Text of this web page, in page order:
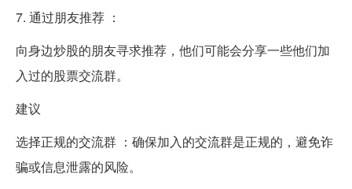
7. 通过朋友推荐 ：
向身边炒股的朋友寻求推荐，他们可能会分享一些他们加
入过的股票交流群。
建议
选择正规的交流群 ：确保加入的交流群是正规的，避免诈
骗或信息泄露的风险。